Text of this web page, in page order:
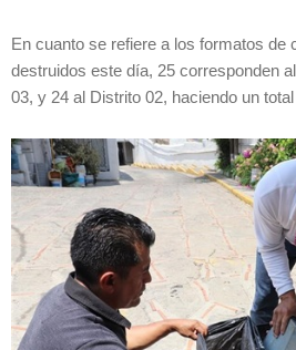
En cuanto se refiere a los formatos de
destruidos este día, 25 corresponden
03, y 24 al Distrito 02, haciendo un